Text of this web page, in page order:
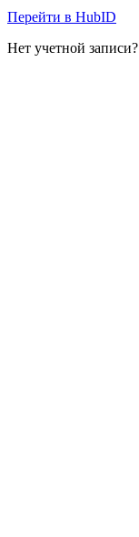
Перейти в HubID
Нет учетной записи?